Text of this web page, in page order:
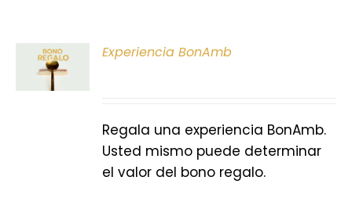
Experiencia BonAmb
Regala una experiencia BonAmb.
Usted mismo puede determinar
el valor del bono regalo.